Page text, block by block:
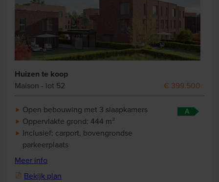
Huizen te koop
Maison - lot 52
€ 399.500
Open bebouwing met 3 slaapkamers
Oppervlakte grond: 444 m²
Inclusief: carport, bovengrondse
parkeerplaats
Meer info
Bekijk plan